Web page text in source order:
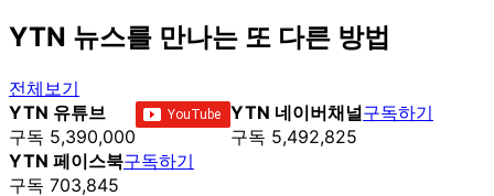
YTN 뉴스를 만나는 또 다른 방법
전체보기
YTN 유튜브
구독 5,390,000
YTN 네이버채널
구독 5,492,825
구독하기
YTN 페이스북
구독 703,845
구독하기